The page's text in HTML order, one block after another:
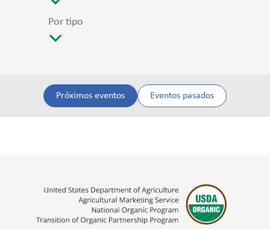
Por tipo
Próximos eventos Eventos pasados